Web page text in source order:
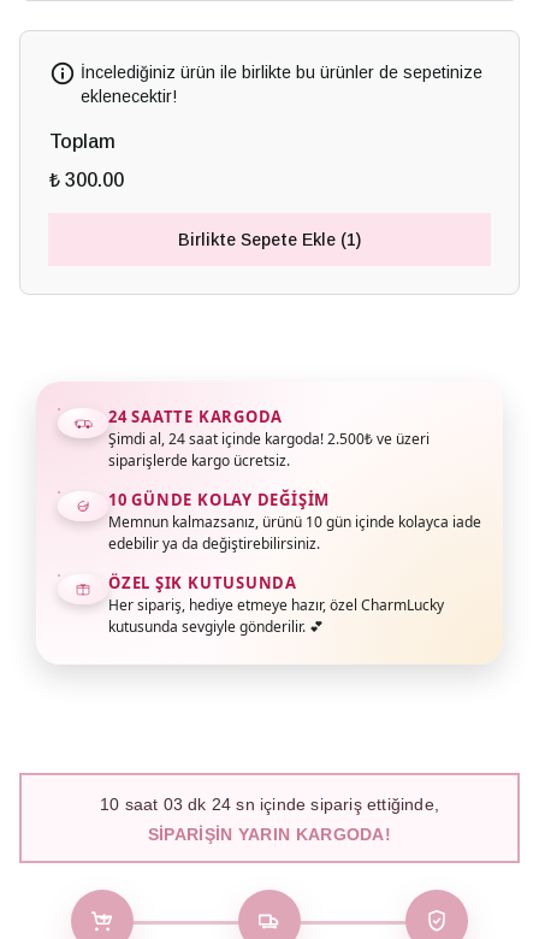
İncelediğiniz ürün ile birlikte bu ürünler de sepetinize
eklenecektir!
Toplam
₺ 300.00
Birlikte Sepete Ekle (1)
24 SAATTE KARGODA
Şimdi al, 24 saat içinde kargoda! 2.500₺ ve üzeri
siparişlerde kargo ücretsiz.
10 GÜNDE KOLAY DEĞIŞIM
Memnun kalmazsanız, ürünü 10 gün içinde kolayca iade
edebilir ya da değiştirebilirsiniz.
ÖZEL ŞIK KUTUSUNDA
Her sipariş, hediye etmeye hazır, özel CharmLucky
kutusunda sevgiyle gönderilir. 💕
10 saat 03 dk 23 sn içinde sipariş ettiğinde,
SIPARIŞIN YARIN KARGODA!